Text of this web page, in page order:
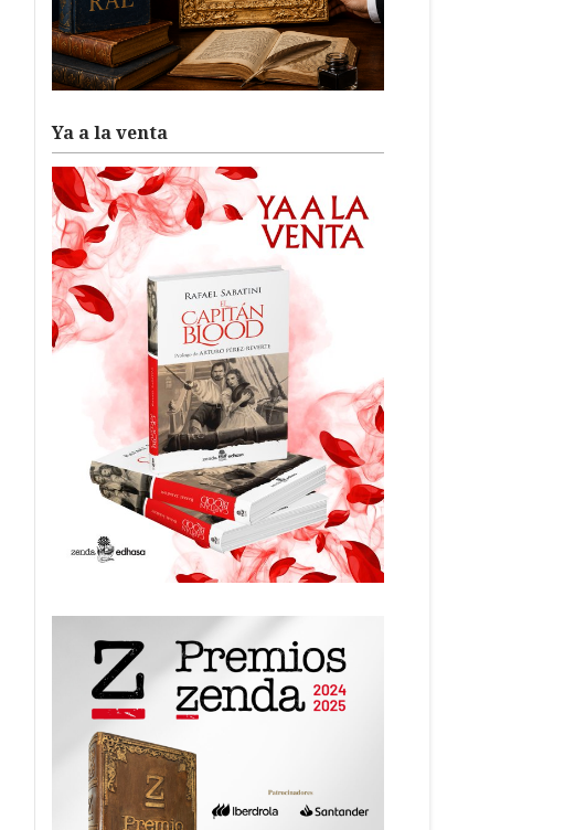
Ya a la venta